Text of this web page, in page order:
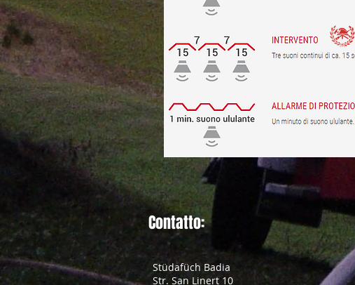
Contatto:
Stüdafüch Badia
Str. San Linert 10